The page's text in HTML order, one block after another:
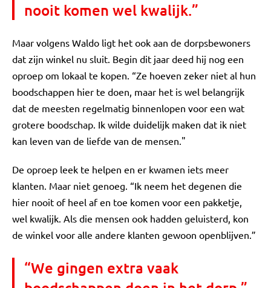
nooit komen wel kwalijk.”
Maar volgens Waldo ligt het ook aan de dorpsbewoners
dat zijn winkel nu sluit. Begin dit jaar deed hij nog een
oproep om lokaal te kopen. “Ze hoeven zeker niet al hun
boodschappen hier te doen, maar het is wel belangrijk
dat de meesten regelmatig binnenlopen voor een wat
grotere boodschap. Ik wilde duidelijk maken dat ik niet
kan leven van de liefde van de mensen."
De oproep leek te helpen en er kwamen iets meer
klanten. Maar niet genoeg. “Ik neem het degenen die
hier nooit of heel af en toe komen voor een pakketje,
wel kwalijk. Als die mensen ook hadden geluisterd, kon
de winkel voor alle andere klanten gewoon openblijven.”
“We gingen extra vaak